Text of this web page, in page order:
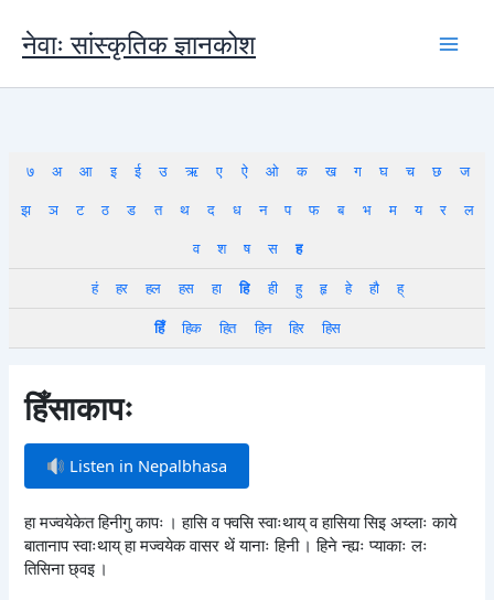
content
नेवाः सांस्कृतिक ज्ञानकोश
७ अ आ इ ई उ ऋ ए ऐ ओ क ख ग घ च छ
ज
झ
ञ ट ठ ड त थ द ध न प फ ब भ म य र
ल
व
श ष स
ह
हं
हर हल हस हा हि ही हु हृ हे हौ
ह्
हिँ
हिक हित हिन हिर हिस
हिँसाकापः
Listen in Nepalbhasa
हा मज्वयेकेत हिनीगु कापः । हासि व फ्वसि स्वाःथाय् व हासिया सिइ अय्लाः काये
बातानाप स्वाःथाय् हा मज्वयेक वासर थें यानाः हिनी । हिने न्ह्यः प्याकाः लः
तिसिना छ्वइ ।